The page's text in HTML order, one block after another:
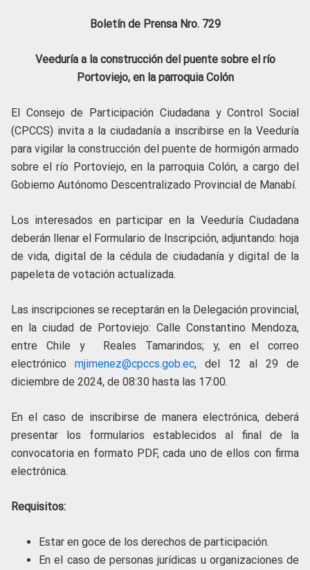
Boletín de Prensa Nro. 729
Veeduría a la construcción del puente sobre el río
Portoviejo, en la parroquia Colón
El Consejo de Participación Ciudadana y Control Social
(CPCCS) invita a la ciudadanía a inscribirse en la Veeduría
para vigilar la construcción del puente de hormigón armado
sobre el río Portoviejo, en la parroquia Colón, a cargo del
Gobierno Autónomo Descentralizado Provincial de Manabí.
Los interesados en participar en la Veeduría Ciudadana
deberán llenar el Formulario de Inscripción, adjuntando: hoja
de vida, digital de la cédula de ciudadanía y digital de la
papeleta de votación actualizada.
Las inscripciones se receptarán en la Delegación provincial,
en la ciudad de Portoviejo: Calle Constantino Mendoza,
entre Chile y Reales Tamarindos; y, en el correo
electrónico mjimenez@cpccs.gob.ec, del 12 al 29 de
diciembre de 2024, de 08:30 hasta las 17:00.
En el caso de inscribirse de manera electrónica, deberá
presentar los formularios establecidos al final de la
convocatoria en formato PDF, cada uno de ellos con firma
electrónica.
Requisitos:
Estar en goce de los derechos de participación.
En el caso de personas jurídicas u organizaciones de